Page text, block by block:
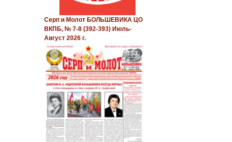
Серп и Молот БОЛЬШЕВИКА ЦО
ВКПБ, № 7-8 (392-393) Июль-
Август 2026 г.